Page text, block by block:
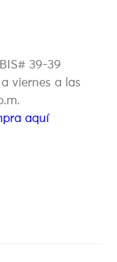
39-39
viernes a las
aquí